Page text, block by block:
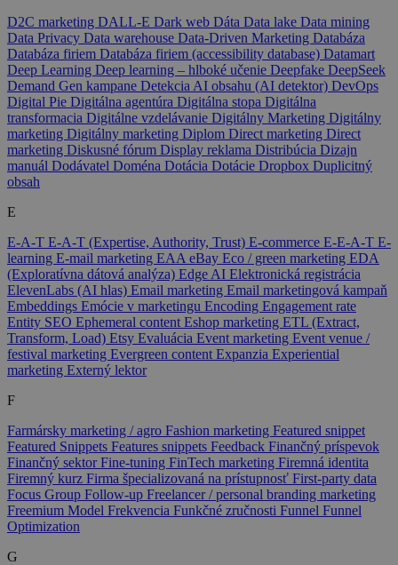
D2C marketing DALL-E Dark web Dáta Data lake Data mining
Data Privacy Data warehouse Data-Driven Marketing Databáza
Databáza firiem Databáza firiem (accessibility database) Datamart
Deep Learning Deep learning – hlboké učenie Deepfake DeepSeek
Demand Gen kampane Detekcia AI obsahu (AI detektor) DevOps
Digital Pie Digitálna agentúra Digitálna stopa Digitálna
transformacia Digitálne vzdelávanie Digitálny Marketing Digitálny
marketing Digitálny marketing Diplom Direct marketing Direct
marketing Diskusné fórum Display reklama Distribúcia Dizajn
manuál Dodávatel Doména Dotácia Dotácie Dropbox Duplicitný
obsah
E
E-A-T E-A-T (Expertise, Authority, Trust) E-commerce E-E-A-T E-
learning E-mail marketing EAA eBay Eco / green marketing EDA
(Exploratívna dátová analýza) Edge AI Elektronická registrácia
ElevenLabs (AI hlas) Email marketing Email marketingová kampaň
Embeddings Emócie v marketingu Encoding Engagement rate
Entity SEO Ephemeral content Eshop marketing ETL (Extract,
Transform, Load) Etsy Evaluácia Event marketing Event venue /
festival marketing Evergreen content Expanzia Experiential
marketing Externý lektor
F
Farmársky marketing / agro Fashion marketing Featured snippet
Featured Snippets Features snippets Feedback Finančný príspevok
Finančný sektorFine-tuning FinTech marketing Firemná identita
Firemný kurz Firma špecializovaná na prístupnosť First-party data
Focus Group Follow-up Freelancer / personal branding marketing
Freemium Model Frekvencia Funkčné zručnosti Funnel Funnel
Optimization
G